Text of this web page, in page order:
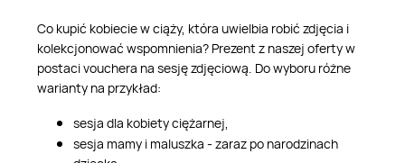
Co kupić kobiecie w ciąży, która uwielbia robić zdjęcia i
kolekcjonować wspomnienia? Prezent z naszej oferty w
postaci vouchera na sesję zdjęciową. Do wyboru różne
warianty na przykład:
sesja dla kobiety ciężarnej,
sesja mamy i maluszka - zaraz po narodzinach